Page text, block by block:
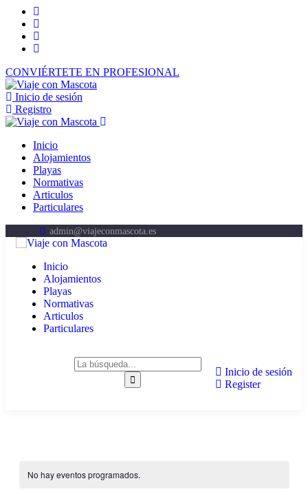
CONVIÉRTETE EN PROFESIONAL
Inicio de sesión
Registro
Inicio
Alojamientos
Playas
Normativas
Articulos
Particulares
admin@viajeconmascota.es
Inicio
Alojamientos
Playas
Normativas
Articulos
Particulares
Inicio de sesión
Register
No hay eventos programados.